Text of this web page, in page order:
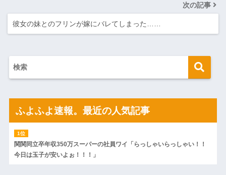
次の記事
彼女の妹とのフリンが嫁にバレてしまった……
ふよふよ速報。最近の人気記事
関関同立卒年収350万スーパーの社員ワイ「らっしゃいらっしゃい！！
今日は玉子が安いよぉ！！！」